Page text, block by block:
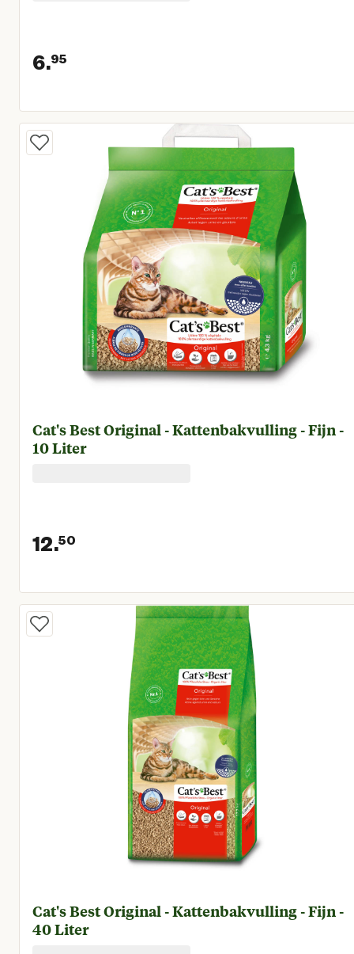
6.95
Huidige prijs € 6,95
Cat's Best Original - Kattenbakvulling - Fijn -
10 Liter
12.50
Huidige prijs € 12,50
Cat's Best Original - Kattenbakvulling - Fijn -
40 Liter